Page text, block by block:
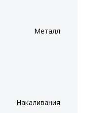
Металл
Накаливания